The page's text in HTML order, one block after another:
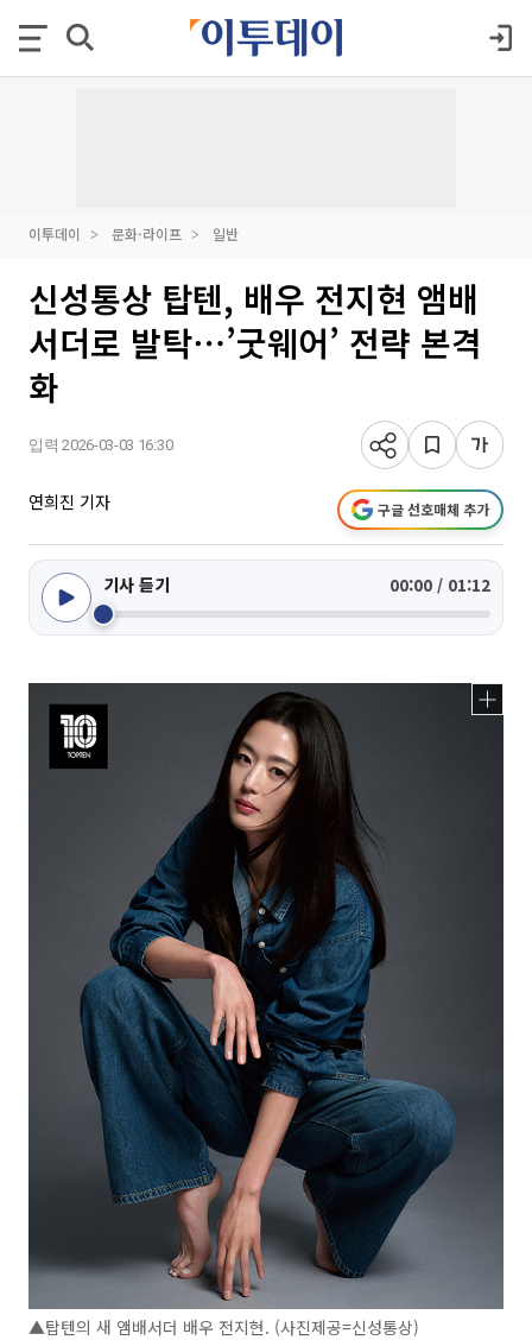
이투데이 문화·라이프 일반
신성통상 탑텐, 배우 전지현 앰배
서더로 발탁⋯’굿웨어’ 전략 본격
화
입력 2026-03-03 16:30
연희진 기자 구글 선호매체 추가
기사 듣기 00:00 / 01:12
▲탑텐의 새 앰배서더 배우 전지현. (사진제공=신성통상)